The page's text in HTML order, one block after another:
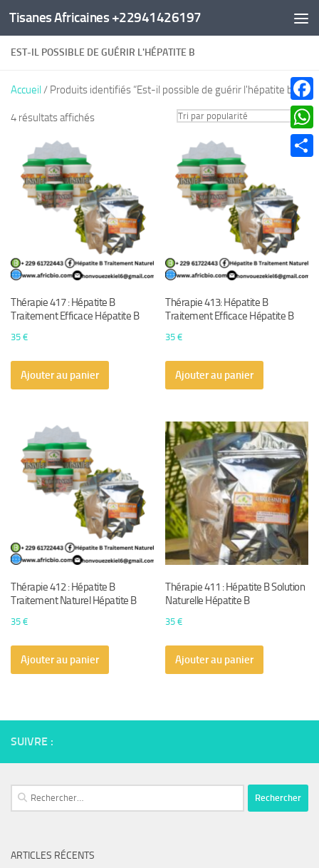
Au dessous du contenu
Tisanes Africaines +22941426197
EST-IL POSSIBLE DE GUÉRIR L'HÉPATITE B
Accueil/ Produits identifiés “Est-il possible de guérir l'hépatite b”
4 résultats affichésTrié
Thérapie 417 : Hépatite B
Traitement Efficace Hépatite B
35 €
Ajouter au panier
Thérapie 413: Hépatite B
Traitement Efficace Hépatite B
35€
Ajouter au panier
Thérapie 412 : Hépatite B
Traitement Naturel Hépatite B
35 €
Ajouter au panier
Thérapie 411 : Hépatite B Solution
Naturelle Hépatite B
35€
Ajouter au panier
SUIVRE :
Rechercher :
ARTICLES RÉCENTS